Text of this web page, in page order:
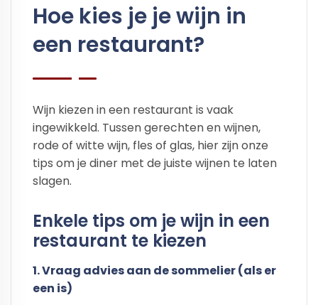
Hoe kies je je wijn in
een restaurant?
Wijn kiezen in een restaurant is vaak
ingewikkeld. Tussen gerechten en wijnen,
rode of witte wijn, fles of glas, hier zijn onze
tips om je diner met de juiste wijnen te laten
slagen.
Enkele tips om je wijn in een
restaurant te kiezen
1. Vraag advies aan de sommelier (als er
een is)